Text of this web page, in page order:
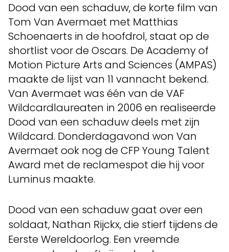
Dood van een schaduw, de korte film van
Tom Van Avermaet met Matthias
Schoenaerts in de hoofdrol, staat op de
shortlist voor de Oscars. De Academy of
Motion Picture Arts and Sciences (AMPAS)
maakte de lijst van 11 vannacht bekend.
Van Avermaet was één van de VAF
Wildcardlaureaten in 2006 en realiseerde
Dood van een schaduw deels met zijn
Wildcard. Donderdagavond won Van
Avermaet ook nog de CFP Young Talent
Award met de reclamespot die hij voor
Luminus maakte.
Dood van een schaduw gaat over een
soldaat, Nathan Rijckx, die stierf tijdens de
Eerste Wereldoorlog. Een vreemde